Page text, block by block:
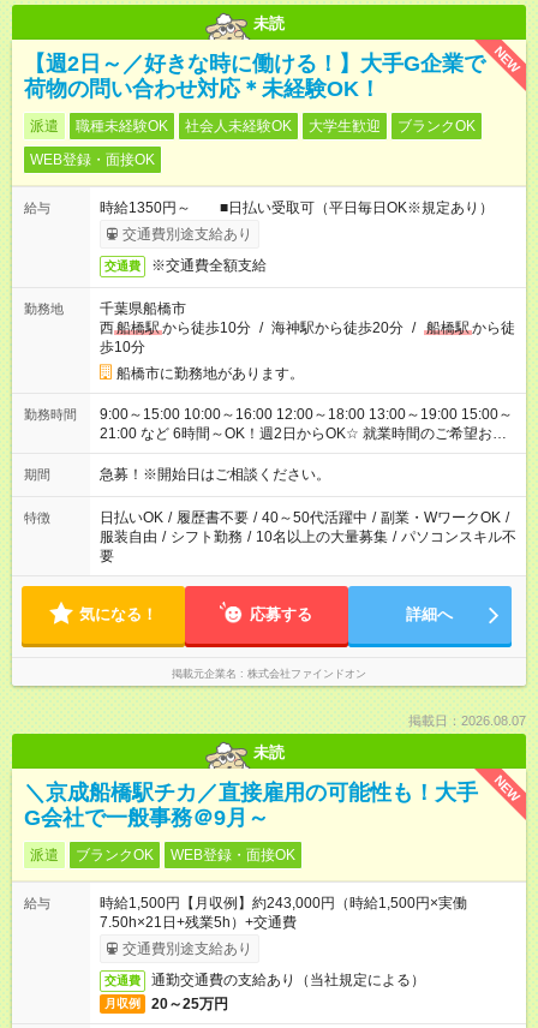
未読
NEW
【週2日～／好きな時に働ける！】大手G企業で
荷物の問い合わせ対応＊未経験OK！
派遣 職種未経験OK 社会人未経験OK 大学生歓迎
ブランクOK
WEB登録・面接OK
給与
時給1350円～ ■日払い受取可（平日毎日OK※規定あり）
交通費別途支給あり
交通費 ※交通費全額支給
勤務地
千葉県船橋市
西船橋駅から徒歩10分 / 海神駅から徒歩20分 / 船橋駅から徒
歩10分
船橋市に勤務地があります。
勤務時間
9:00～15:00 10:00～16:00 12:00～18:00 13:00～19:00 15:00～
21:00 など 6時間～OK！週2日からOK☆ 就業時間のご希望お伝
えください！
期間 急募！※開始日はご相談ください。
特徴 日払いOK / 履歴書不要 / 40～50代活躍中 / 副業・WワークOK /
服装自由 / シフト勤務 / 10名以上の大量募集 / パソコンスキル不
要
気になる！ 応募する 詳細へ
掲載元企業名 株式会社ファインドオン
掲載日：2026.08.07
未読
NEW
＼京成船橋駅チカ／直接雇用の可能性も！大手
G会社で一般事務＠9月～
派遣 ブランクOK WEB登録・面接OK
給与
時給1,500円【月収例】約243,000円（時給1,500円×実働
7.50h×21日+残業5h）+交通費
交通費別途支給あり
交通費 通勤交通費の支給あり（当社規定による）
月収例 20～25万円